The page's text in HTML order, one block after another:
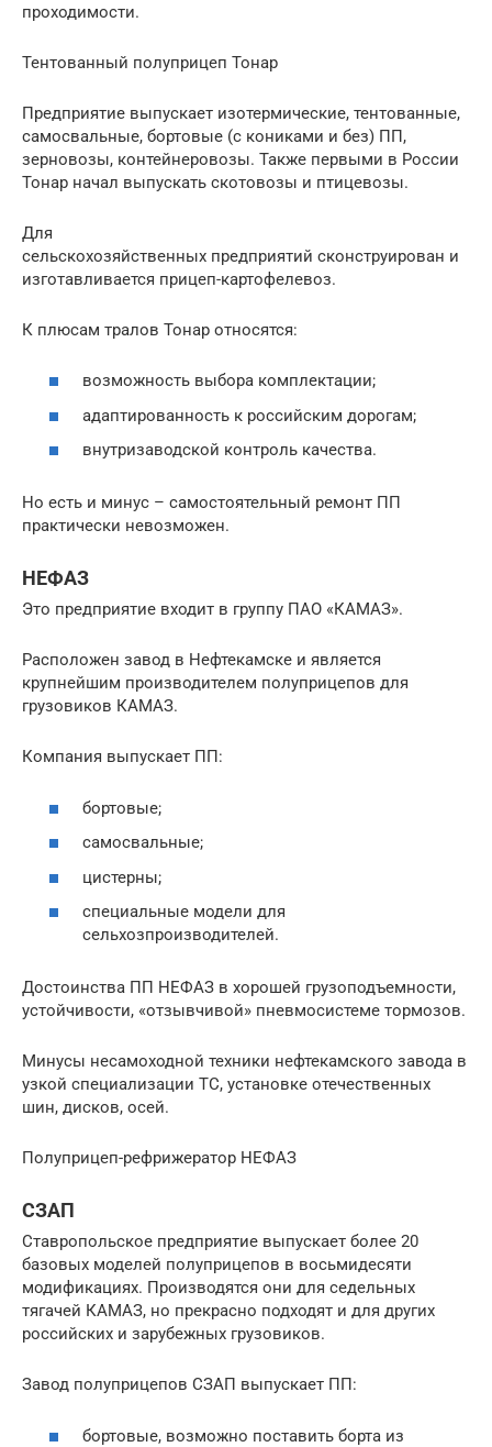
проходимости.
Тентованный полуприцеп Тонар
Предприятие выпускает изотермические, тентованные,
самосвальные, бортовые (с кониками и без) ПП,
зерновозы, контейнеровозы. Также первыми в России
Тонар начал выпускать скотовозы и птицевозы.
Для
сельскохозяйственных предприятий сконструирован и
изготавливается прицеп-картофелевоз.
К плюсам тралов Тонар относятся:
возможность выбора комплектации;
адаптированность к российским дорогам;
внутризаводской контроль качества.
Но есть и минус – самостоятельный ремонт ПП
практически невозможен.
НЕФАЗ
Это предприятие входит в группу ПАО «КАМАЗ».
Расположен завод в Нефтекамске и является
крупнейшим производителем полуприцепов для
грузовиков КАМАЗ.
Компания выпускает ПП:
бортовые;
самосвальные;
цистерны;
специальные модели для
сельхозпроизводителей.
Достоинства ПП НЕФАЗ в хорошей грузоподъемности,
устойчивости, «отзывчивой» пневмосистеме тормозов.
Минусы несамоходной техники нефтекамского завода в
узкой специализации ТС, установке отечественных
шин, дисков, осей.
Полуприцеп-рефрижератор НЕФАЗ
СЗАП
Ставропольское предприятие выпускает более 20
базовых моделей полуприцепов в восьмидесяти
модификациях. Производятся они для седельных
тягачей КАМАЗ, но прекрасно подходят и для других
российских и зарубежных грузовиков.
Завод полуприцепов СЗАП выпускает ПП:
бортовые, возможно поставить борта из